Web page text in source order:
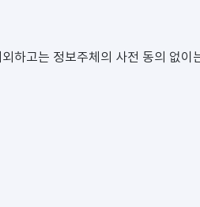
하고는 정보주체의 사전 동의 없이